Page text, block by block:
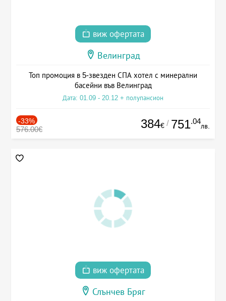
виж офертата
Велинград
Топ промоция в 5-звезден СПА хотел с минерални
басейни във Велинград
Дата: 01.09 - 20.12 + полупансион
-33%
576.00€ 384€ / 751.04
лв.
виж офертата
Слънчев Бряг